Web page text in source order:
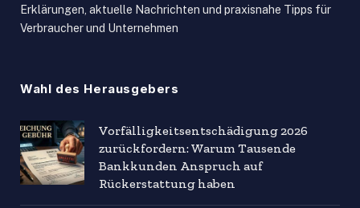
Erklärungen, aktuelle Nachrichten und praxisnahe Tipps für
Verbraucher und Unternehmen
Wahl des Herausgebers
Vorfälligkeitsentschädigung 2026
zurückfordern: Warum Tausende
Bankkunden Anspruch auf
Rückerstattung haben